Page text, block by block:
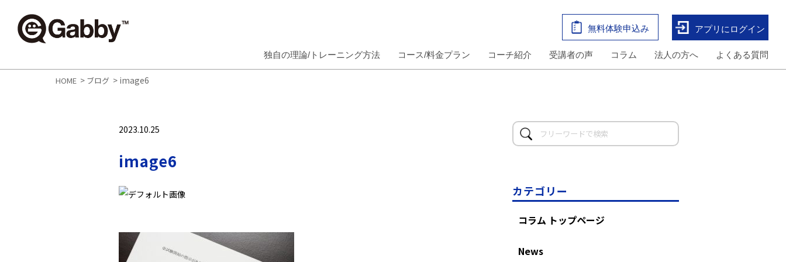
無料体験申込み アプリにログイン
独自の理論/トレーニング方法 コース/料金プラン コーチ紹介 受講者の声 コラム 法人の方へ よくある質問
HOME > ブログ > image6
2023.10.25
image6
カテゴリー
コラム トップページ
News